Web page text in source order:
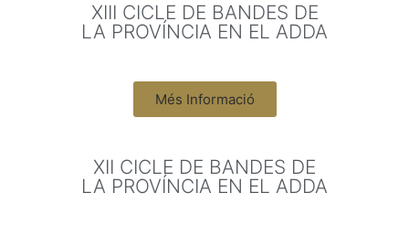
XIII CICLE DE BANDES DE
LA PROVÍNCIA EN EL ADDA
Més Informació
XII CICLE DE BANDES DE
LA PROVÍNCIA EN EL ADDA